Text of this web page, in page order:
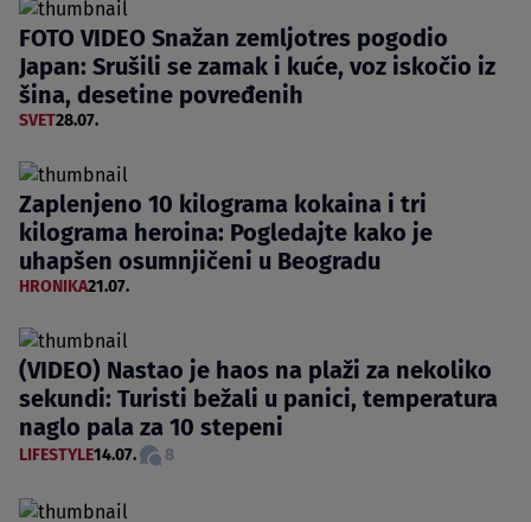
FOTO VIDEO Snažan zemljotres pogodio
Japan: Srušili se zamak i kuće, voz iskočio iz
šina, desetine povređenih
SVET28.07.
Zaplenjeno 10 kilograma kokaina i tri
kilograma heroina: Pogledajte kako je
uhapšen osumnjičeni u Beogradu
HRONIKA21.07.
(VIDEO) Nastao je haos na plaži za nekoliko
sekundi: Turisti bežali u panici, temperatura
naglo pala za 10 stepeni
LIFESTYLE14.07. 8